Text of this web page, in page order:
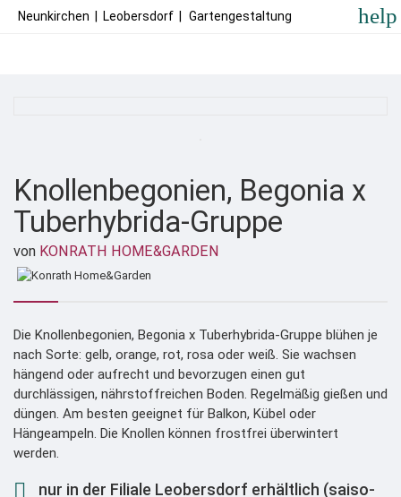
Neunkirchen Leobersdorf Gartengestaltung help
Knollenbegonien, Begonia x
Tuberhybrida-Gruppe
von KONRATH HOME&GARDEN
Die Knollenbegonien, Begonia x Tuberhybrida-Gruppe blühen je
nach Sorte: gelb, orange, rot, rosa oder weiß. Sie wachsen
hängend oder aufrecht und bevorzugen einen gut
durchlässigen, nährstoffreichen Boden. Regelmäßig gießen und
düngen. Am besten geeignet für Balkon, Kübel oder
Hängeampeln. Die Knollen können frostfrei überwintert
werden.

nur in der Filiale Leobersdorf erhältlich (sai­so­